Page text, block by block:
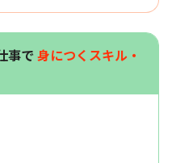
事で 身につくスキル・